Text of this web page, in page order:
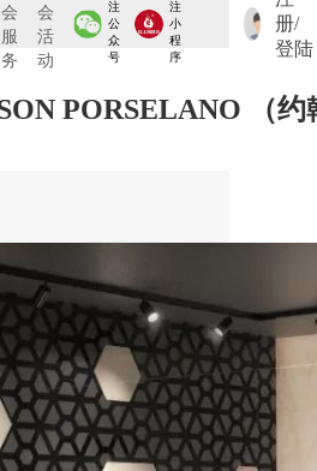
会
服
务
会
活
动
注
公
众
号
注
小
程
序
册/
登陆
PORSELANO （约